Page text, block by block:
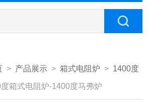
> 产品展示 >箱式电阻炉 > 1400度
箱式电阻炉-1400度马弗炉